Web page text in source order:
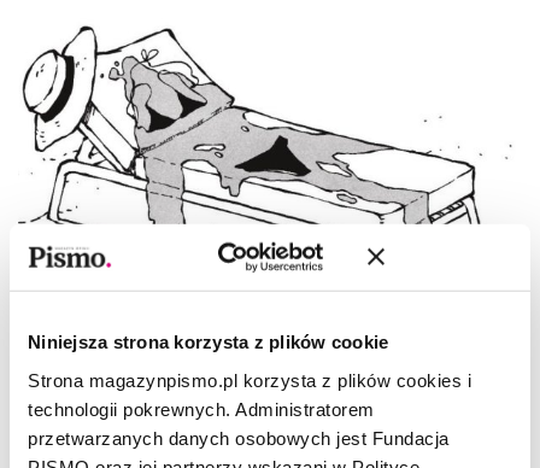
Niniejsza strona korzysta z plików cookie
Strona magazynpismo.pl korzysta z plików cookies i
technologii pokrewnych. Administratorem
przetwarzanych danych osobowych jest Fundacja
ŻART OBRAZKOWY